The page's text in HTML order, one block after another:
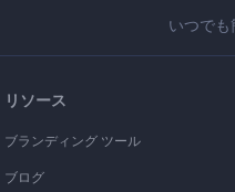
いつでも
リソース
ブランディング ツール
ブログ